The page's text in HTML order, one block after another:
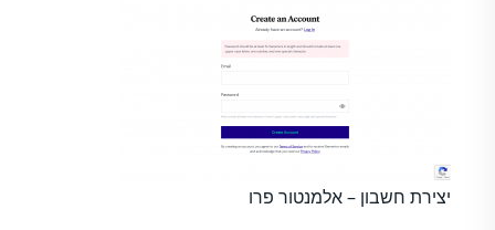
יצירת חשבון – אלמנטור פרו